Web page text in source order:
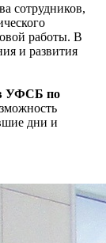
сотрудников,
работы. В
и развития
УФСБ по
дни и